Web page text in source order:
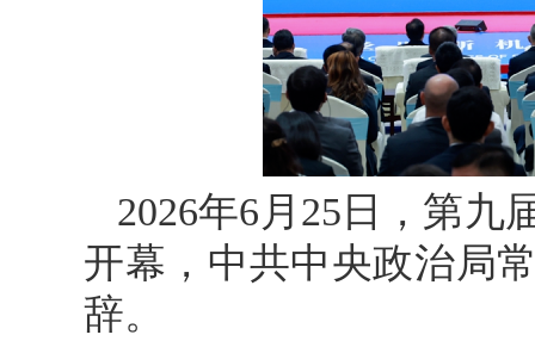
2026年6月25日，第
开幕，中共中央政治局
辞。